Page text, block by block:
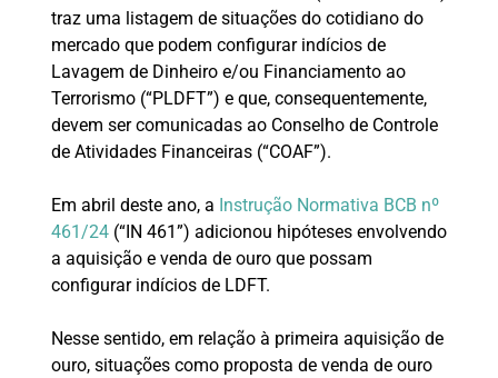
traz uma listagem de situações do cotidiano do
mercado que podem configurar indícios de
Lavagem de Dinheiro e/ou Financiamento ao
Terrorismo (“PLDFT”) e que, consequentemente,
devem ser comunicadas ao Conselho de Controle
de Atividades Financeiras (“COAF”).
Em abril deste ano, a Instrução Normativa BCB nº
461/24(“IN 461”) adicionou hipóteses envolvendo
a aquisição e venda de ouro que possam
configurar indícios de LDFT.
Nesse sentido, em relação à primeira aquisição de
ouro, situações como proposta de venda de ouro